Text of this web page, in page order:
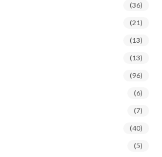
(36)
(21)
(13)
(13)
(96)
(6)
(7)
(40)
(5)